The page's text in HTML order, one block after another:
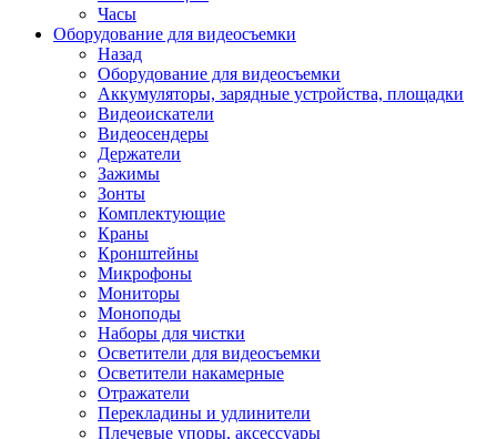
Часы
Оборудование для видеосъемки
Назад
Оборудование для видеосъемки
Аккумуляторы, зарядные устройства, площадки
Видеоискатели
Видеосендеры
Держатели
Зажимы
Зонты
Комплектующие
Краны
Кронштейны
Микрофоны
Мониторы
Моноподы
Наборы для чистки
Осветители для видеосъемки
Осветители накамерные
Отражатели
Перекладины и удлинители
Плечевые упоры, аксессуары